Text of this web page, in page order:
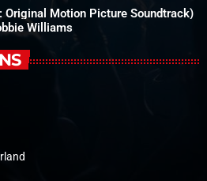
Original Motion Picture Soundtrack)
Williams